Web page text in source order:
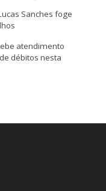
Sanches foge
atendimento
débitos nesta